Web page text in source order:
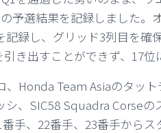
予選結果を記録しました。
録し、グリッド3列目を確
き出すことができず、17位
Honda Team Asiaのタッ
、SIC58 Squadra Corseの
手、22番手、23番手から